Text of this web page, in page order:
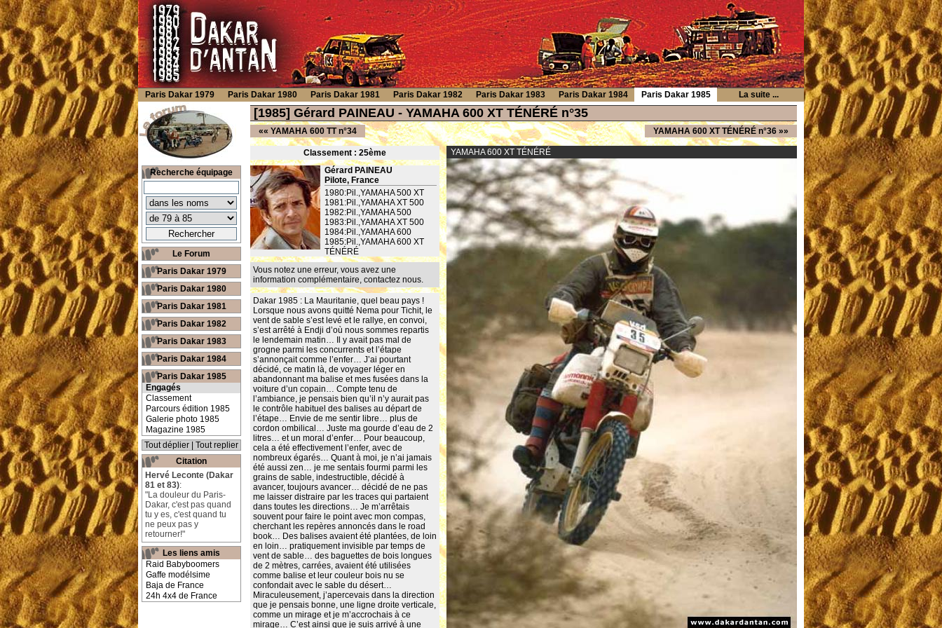
[1985] Gérard PAINEAU - YAMAHA 600 XT TÉNÉRÉ n°35
«« YAMAHA 600 TT n°34 YAMAHA 600 XT TÉNÉRÉ n°36 »»
Classement : 25ème
Gérard PAINEAU
Pilote, France
1980:Pil.,YAMAHA 500 XT
1981:Pil.,YAMAHA XT 500
1982:Pil.,YAMAHA 500
1983:Pil.,YAMAHA XT 500
1984:Pil.,YAMAHA 600
1985:Pil.,YAMAHA 600 XT
TÉNÉRÉ
Vous notez une erreur, vous avez une
information complémentaire, contactez nous.
Dakar 1985 : La Mauritanie, quel beau pays !
Lorsque nous avons quitté Nema pour Tichit, le
vent de sable s’est levé et le rallye, en convoi,
s’est arrêté à Endji d’où nous sommes repartis
le lendemain matin… Il y avait pas mal de
grogne parmi les concurrents et l’étape
s’annonçait comme l’enfer… J’ai pourtant
décidé, ce matin là, de voyager léger en
abandonnant ma balise et mes fusées dans la
voiture d’un copain… Compte tenu de
l’ambiance, je pensais bien qu’il n’y aurait pas
le contrôle habituel des balises au départ de
l’étape… Envie de me sentir libre… plus de
cordon ombilical… Juste ma gourde d’eau de 2
litres… et un moral d’enfer… Pour beaucoup,
cela a été effectivement l’enfer, avec de
nombreux égarés… Quant à moi, je n’ai jamais
été aussi zen… je me sentais fourmi parmi les
grains de sable, indestructible, décidé à
avancer, toujours avancer… décidé de ne pas
me laisser distraire par les traces qui partaient
dans toutes les directions… Je m’arrêtais
souvent pour faire le point avec mon compas,
cherchant les repères annoncés dans le road
book… Des balises avaient été plantées, de loin
en loin… pratiquement invisible par temps de
vent de sable… des baguettes de bois longues
de 2 mètres, carrées, avaient été utilisées
comme balise et leur couleur bois nu se
confondait avec le sable du désert…
Miraculeusement, j’apercevais dans la direction
que je pensais bonne, une ligne droite verticale,
comme un mirage et je m’accrochais à ce
mirage… C’est ainsi que je suis arrivé à une
YAMAHA 600 XT TÉNÉRÉ
Recherche équipage
Le Forum
Paris Dakar 1979
Paris Dakar 1980
Paris Dakar 1981
Paris Dakar 1982
Paris Dakar 1983
Paris Dakar 1984
Paris Dakar 1985
Engagés
Classement
Parcours édition 1985
Galerie photo 1985
Magazine 1985
Tout déplier
Tout replier
Citation
Hervé Leconte (Dakar
81 et 83):
"La douleur du Paris-
Dakar, c'est pas quand
tu y es, c'est quand tu
ne peux pas y
retourner!"
Les liens amis
Raid Babyboomers
Gaffe modélsime
Baja de France
24h 4x4 de France
Paris Dakar 1979 Paris Dakar 1980 Paris Dakar 1981 Paris Dakar 1982 Paris Dakar 1983 Paris Dakar 1984 Paris Dakar 1985 La suite ...